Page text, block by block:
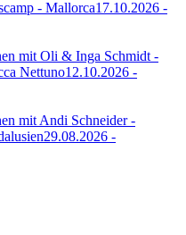
- Mallorca17.10.2026 -
mit Oli & Inga Schmidt -
Nettuno12.10.2026 -
mit Andi Schneider -
29.08.2026 -